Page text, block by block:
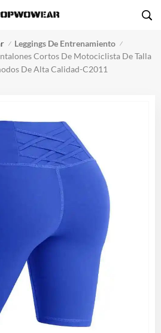
/ Leggings De Entrenamiento /
Cortos De Motociclista De Talla
De Alta Calidad-C2011